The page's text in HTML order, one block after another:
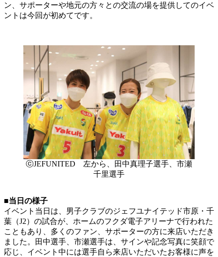
ン、サポーターや地元の方々との交流の場を提供してのイベ
ントは今回が初めてです。
ⓒJEFUNITED 左から、田中真理子選手、市瀬
千里選手
■当日の様子
イベント当日は、男子クラブのジェフユナイテッド市原・千
葉（J2）の試合が、ホームのフクダ電子アリーナで行われた
こともあり、多くのファン、サポーターの方に来店いただき
ました。田中選手、市瀬選手は、サインや記念写真に笑顔で
応じ、イベント中には選手自ら来店いただいたお客様に声を